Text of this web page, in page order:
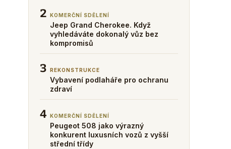
2 KOMERČNÍ SDĚLENÍ
Jeep Grand Cherokee. Když
vyhledáváte dokonalý vůz bez
kompromisů
3 REKONSTRUKCE
Vybavení podlaháře pro ochranu
zdraví
4 KOMERČNÍ SDĚLENÍ
Peugeot 508 jako výrazný
konkurent luxusních vozů z vyšší
střední třídy